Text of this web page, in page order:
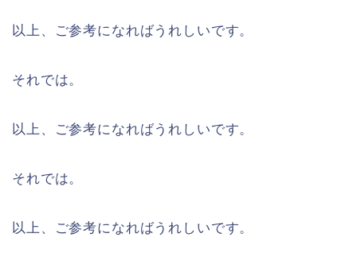
以上、ご参考になればうれしいです。
それでは。
以上、ご参考になればうれしいです。
それでは。
以上、ご参考になればうれしいです。